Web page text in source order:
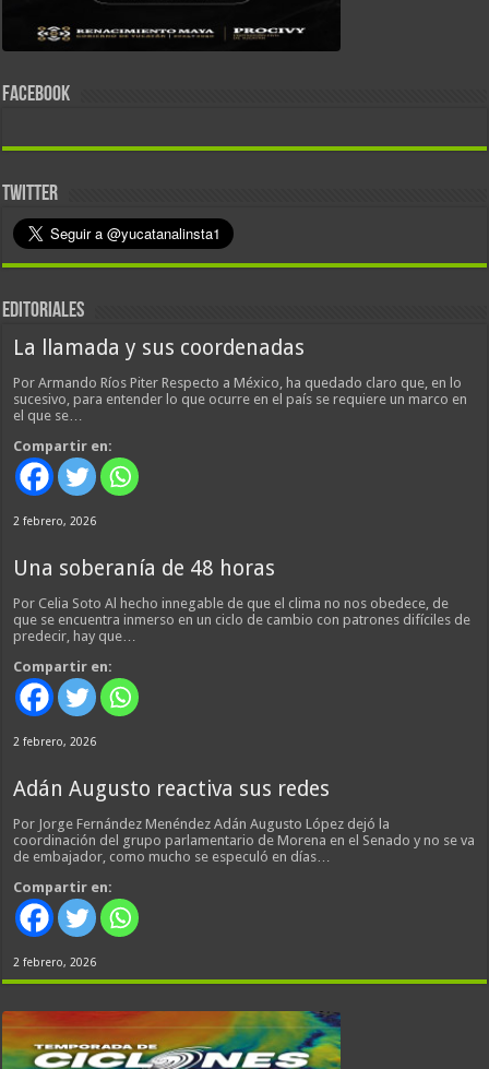
FACEBOOK
TWITTER
EDITORIALES
La llamada y sus coordenadas
Por Armando Ríos Piter Respecto a México, ha quedado claro que, en lo
sucesivo, para entender lo que ocurre en el país se requiere un marco en
el que se…
Compartir en:
2 febrero, 2026
Una soberanía de 48 horas
Por Celia Soto Al hecho innegable de que el clima no nos obedece, de
que se encuentra inmerso en un ciclo de cambio con patrones difíciles de
predecir, hay que…
Compartir en:
2 febrero, 2026
Adán Augusto reactiva sus redes
Por Jorge Fernández Menéndez Adán Augusto López dejó la
coordinación del grupo parlamentario de Morena en el Senado y no se va
de embajador, como mucho se especuló en días…
Compartir en:
2 febrero, 2026